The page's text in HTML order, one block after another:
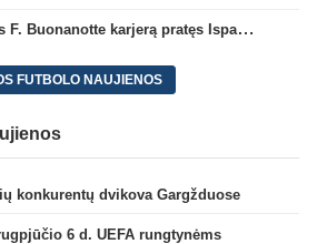
„Brighton“ priklausantis F. Buonanotte karjerą pratęs Ispanijoje
FUTBOLO NAUJIENOS
konkurentų dvikova Gargžduose
6 d. UEFA rungtynėms